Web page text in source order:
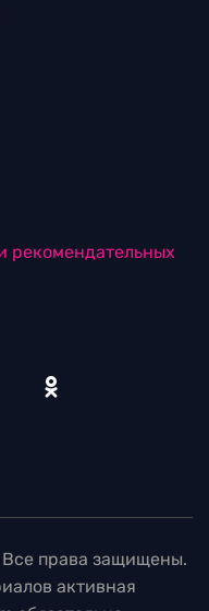
рекомендательных
права защищены.
активная